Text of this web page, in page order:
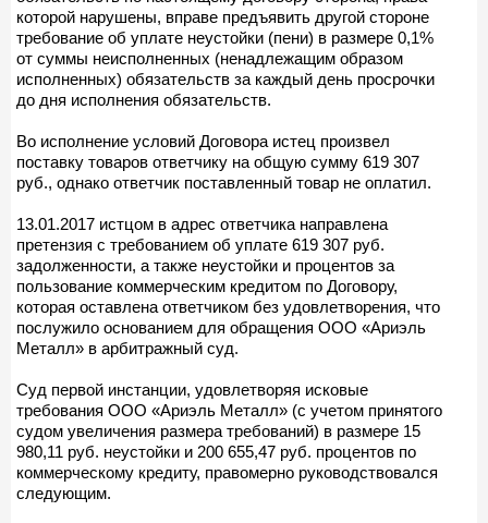
которой нарушены, вправе предъявить другой стороне
требование об уплате неустойки (пени) в размере 0,1%
от суммы неисполненных (ненадлежащим образом
исполненных) обязательств за каждый день просрочки
до дня исполнения обязательств.
Во исполнение условий Договора истец произвел
поставку товаров ответчику на общую сумму 619 307
руб., однако ответчик поставленный товар не оплатил.
13.01.2017 истцом в адрес ответчика направлена
претензия с требованием об уплате 619 307 руб.
задолженности, а также неустойки и процентов за
пользование коммерческим кредитом по Договору,
которая оставлена ответчиком без удовлетворения, что
послужило основанием для обращения ООО «Ариэль
Металл» в арбитражный суд.
Суд первой инстанции, удовлетворяя исковые
требования ООО «Ариэль Металл» (с учетом принятого
судом увеличения размера требований) в размере 15
980,11 руб. неустойки и 200 655,47 руб. процентов по
коммерческому кредиту, правомерно руководствовался
следующим.